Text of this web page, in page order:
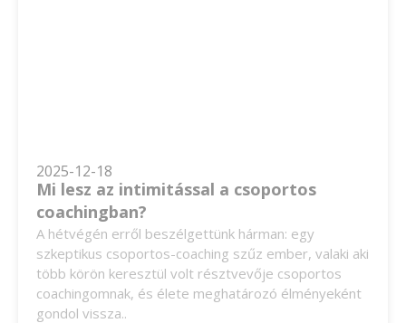
2025-12-18
Mi lesz az intimitással a csoportos
coachingban?
A hétvégén erről beszélgettünk hárman: egy
szkeptikus csoportos-coaching szűz ember, valaki aki
több körön keresztül volt résztvevője csoportos
coachingomnak, és élete meghatározó élményeként
gondol vissza..